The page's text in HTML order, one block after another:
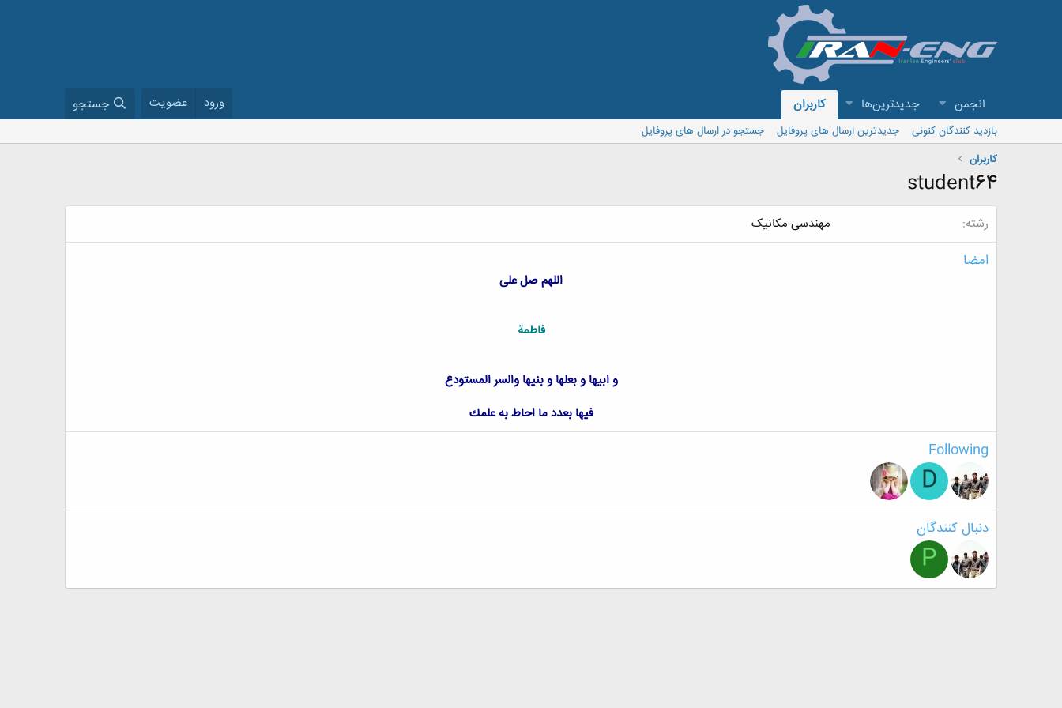
انجمن جدیدترین‌ها کاربران ورود عضویت جستجو
بازدید کنندگان کنونی جدیدترین ارسال های پروفایل
جستجو در ارسال های پروفایل
کاربران
student64
رشته مهندسی مکانیک
امضا
اللهم صل على
فاطمة
و ابیها و بعلها و بنیها والسر المستودع
فیها بعدد ما احاط به علمك
Following
D
دنبال کنندگان
P